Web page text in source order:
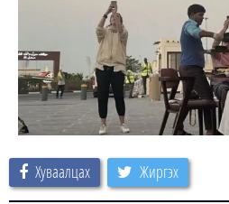
Хуваалцах Жиргэх